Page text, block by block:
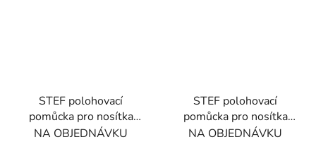
STEF polohovací
pomůcka pro nosítka
Petzl - pro nosítka od
NA OBJEDNÁVKU
STEF polohovací
pomůcka pro nosítka
Petzl - pro nosítka z
NA OBJEDNÁVKU